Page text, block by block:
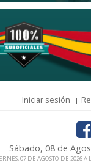
Iniciar sesión
Sábado, 08 de
07 DE AGOSTO DE 2026 A